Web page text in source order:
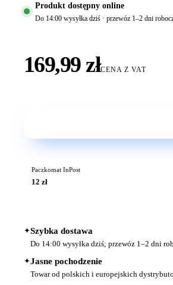
Produkt dostępny online
Do 14:00 wysyłka dziś · przewóz 1–2 dni
169,99 złCENA Z VAT
Paczkomat InPost
12 zł
✦Szybka dostawa
Do 14:00 wysyłka dziś; przewóz 1–2 dni
✦Jasne pochodzenie
Towar od polskich i europejskich